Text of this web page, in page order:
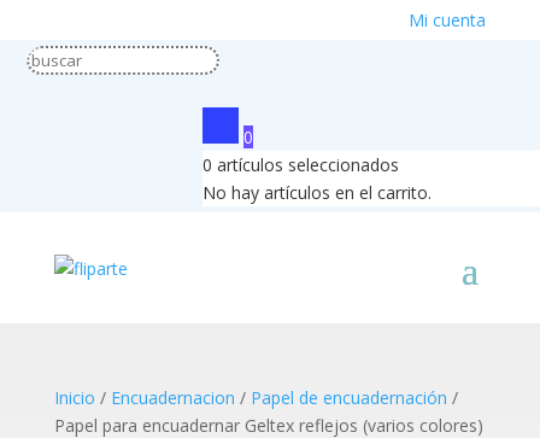
Mi cuenta
0
0 artículos seleccionados
No hay artículos en el carrito.
Inicio / Encuadernacion / Papel de encuadernación /
Papel para encuadernar Geltex reflejos (varios colores)